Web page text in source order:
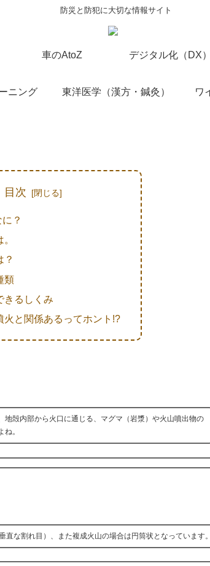
防災と防犯に大切な情報サイト
車のAtoZ デジタル化（DX）
ニング 東洋医学（漢方・鍼灸） ワ
目次
？
？
類
きるしくみ
火と関係あるってホント!?
地殻内部から火口に通じる、マグマ（岩漿）や火山噴出物の
ね。
な割れ目）、また複成火山の場合は円筒状となっています。